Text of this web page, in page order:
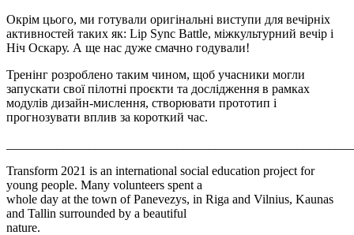
Окрім цього, ми готували оригінальні виступи для вечірніх
активностей таких як: Lip Synс Battle, міжкультурний вечір і
Ніч Оскару. А ще нас дуже смачно годували!
Тренінг розроблено таким чином, щоб учасники могли
запускати свої пілотні проєкти та дослідження в рамках
модулів дизайн-мислення, створювати прототип і
прогнозувати вплив за короткий час.
Transform 2021 is an international social education project for
young people. Many volunteers spent a
whole day at the town of Panevezys, in Riga and Vilnius, Kaunas
and Tallin surrounded by a beautiful
nature.